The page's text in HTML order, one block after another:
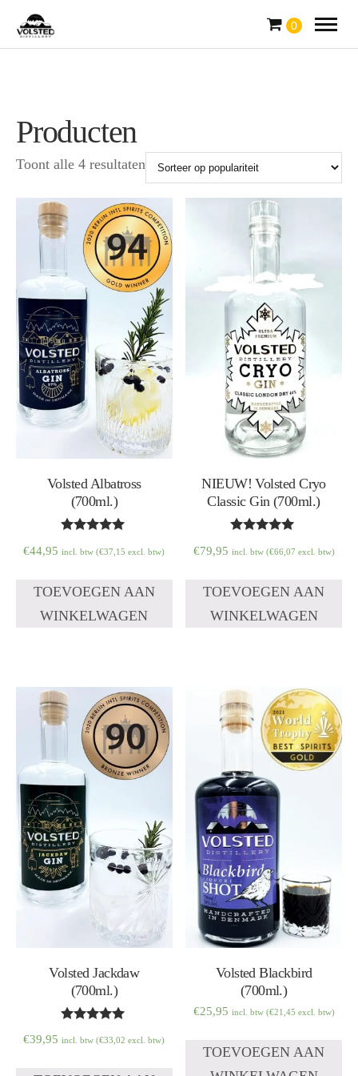
0
Producten
Toont alle 4 resultaten
Volsted Albatross
(700ml.)
5.00
€44,95 incl. btw (€37,15 excl. btw)
TOEVOEGEN AAN
WINKELWAGEN
NIEUW! Volsted Cryo
Classic Gin (700ml.)
5.00
€79,95 incl. btw (€66,07 excl. btw)
TOEVOEGEN AAN
WINKELWAGEN
Volsted Jackdaw
(700ml.)
5.00
€39,95 incl. btw (€33,02 excl. btw)
Volsted Blackbird
(700ml.)
€25,95 incl. btw (€21,45 excl. btw)
TOEVOEGEN AAN